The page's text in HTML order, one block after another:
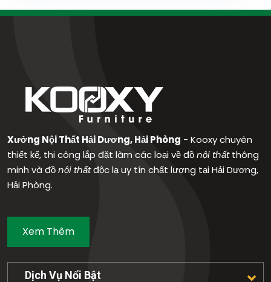
Xưởng Nội Thất Hải Dương, Hải Phòng - Kooxy chuyên
thiết kế, thi công lắp đặt làm các loại về đồnội thấtthông
minh và đồnội thấtđộc lạ uy tín chất lượng tại Hải Dương,
Hải Phòng.
Xem Thêm
Dịch Vụ Nổi Bật